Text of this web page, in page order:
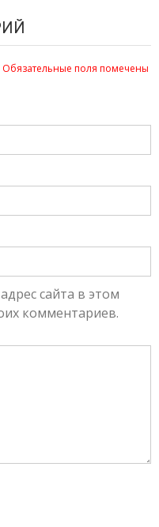
Обязательные поля помечены
сайта в этом
комментариев.